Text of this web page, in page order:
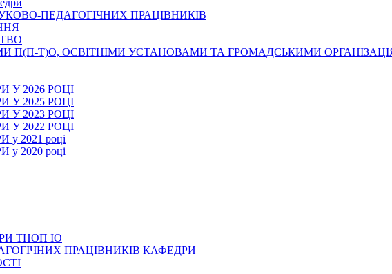
ПЕДАГОГІЧНИХ ПРАЦІВНИКІВ
П(П-Т)О, ОСВІТНІМИ УСТАНОВАМИ ТА ГРОМАДСЬКИМИ
У 2026 РОЦІ
У 2025 РОЦІ
У 2023 РОЦІ
У 2022 РОЦІ
2021 році
2020 році
ТНОП ІО
ПРАЦІВНИКІВ КАФЕДРИ